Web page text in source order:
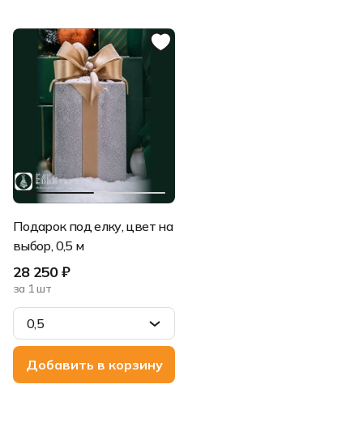
Подарок под елку, цвет на
выбор, 0,5 м
28 250 ₽
за 1 шт
0,5
0,5
1
1,5
Добавить в корзину